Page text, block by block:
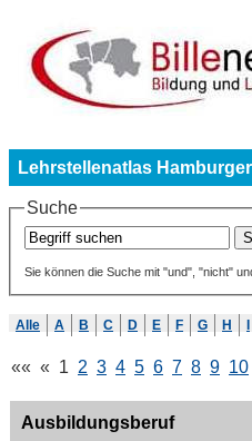
Lehrstellenatlas
Suche
Sie können die Suche mit "und", "nicht"
Alle A B C D E F G H
«« « 1 2 3 4 5 6 7 8 9 10
Ausbildungsberuf